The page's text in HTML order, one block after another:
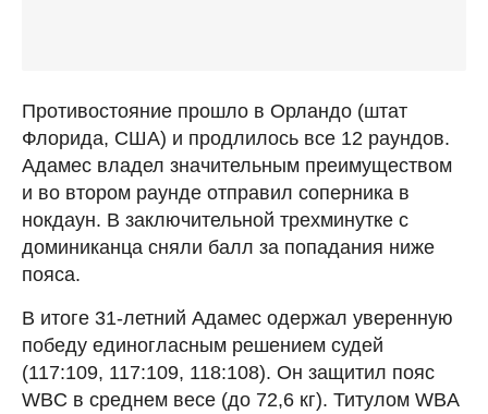
Противостояние прошло в Орландо (штат
Флорида, США) и продлилось все 12 раундов.
Адамес владел значительным преимуществом
и во втором раунде отправил соперника в
нокдаун. В заключительной трехминутке с
доминиканца сняли балл за попадания ниже
пояса.
В итоге 31-летний Адамес одержал уверенную
победу единогласным решением судей
(117:109, 117:109, 118:108). Он защитил пояс
WBC в среднем весе (до 72,6 кг). Титулом WBA